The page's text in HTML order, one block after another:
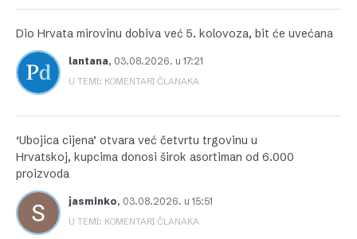
Dio Hrvata mirovinu dobiva već 5. kolovoza, bit će uvećana
lantana, 03.08.2026. u 17:21
U TEMI: KOMENTARI ČLANAKA
‘Ubojica cijena’ otvara već četvrtu trgovinu u
Hrvatskoj, kupcima donosi širok asortiman od 6.000
proizvoda
jasminko, 03.08.2026. u 15:51
U TEMI: KOMENTARI ČLANAKA